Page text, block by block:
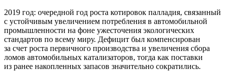
2019 год: очередной год роста котировок палладия, связанный
с устойчивым увеличением потребления в автомобильной
промышленности на фоне ужесточения экологических
стандартов по всему миру. Дефицит был компенсирован
за счет роста первичного производства и увеличения сбора
ломов автомобильных катализаторов, тогда как поставки
из ранее накопленных запасов значительно сократились.